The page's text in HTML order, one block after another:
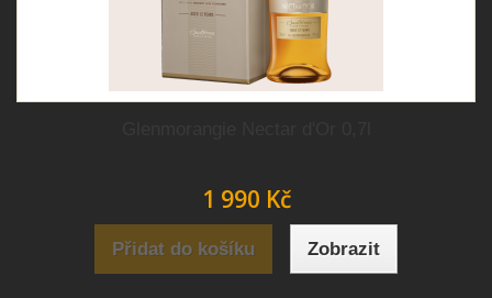
1 990 Kč
Přidat do košíku Zobrazit